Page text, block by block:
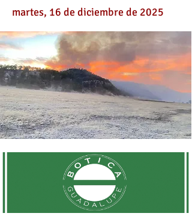
martes, 16 de diciembre de 2025